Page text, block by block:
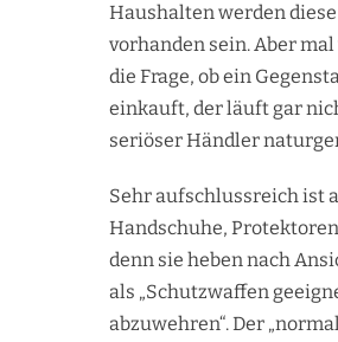
Haushalten werden
vorhanden sein. Aber
die Frage, ob ein
einkauft, der läuft gar
seriöser Händler
Sehr aufschlussreich ist
Handschuhe,
denn sie heben nach
als „Schutzwaffen
abzuwehren“. Der